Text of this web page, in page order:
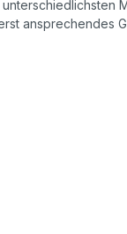
ansprechendes